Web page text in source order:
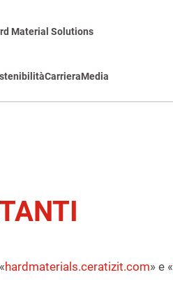
Material Solutions
CarrieraMedia
hardmaterials.ceratizit.com» e «